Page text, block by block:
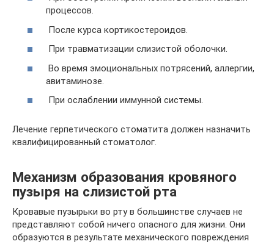
процессов.
После курса кортикостероидов.
При травматизации слизистой оболочки.
Во время эмоциональных потрясений, аллергии,
авитаминозе.
При ослаблении иммунной системы.
Лечение герпетического стоматита должен назначить
квалифицированный стоматолог.
Механизм образования кровяного
пузыря на слизистой рта
Кровавые пузырьки во рту в большинстве случаев не
представляют собой ничего опасного для жизни. Они
образуются в результате механического повреждения